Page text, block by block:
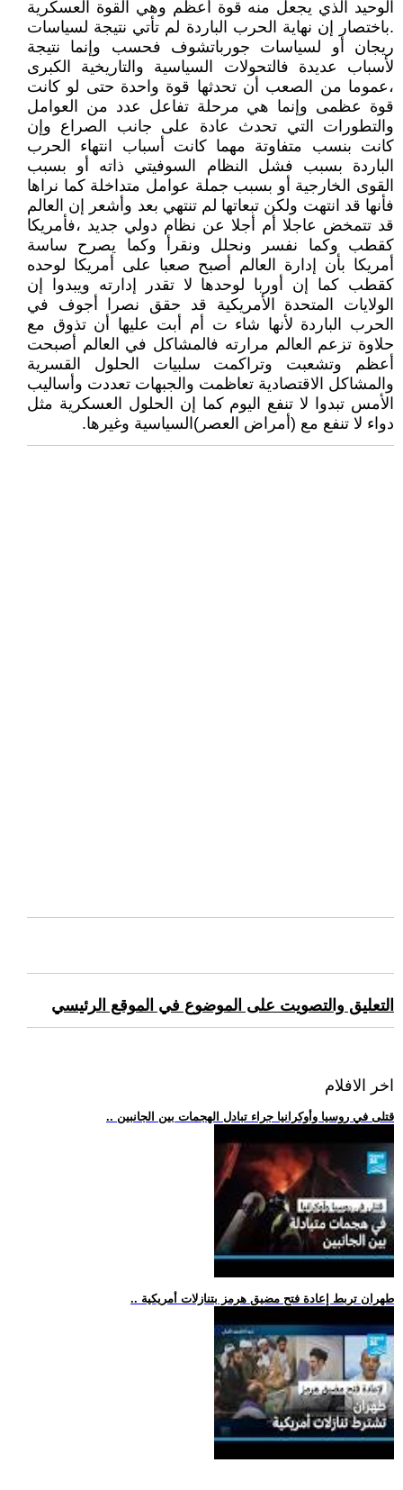
الوحيد الذي يجعل منه قوة أعظم وهي القوة العسكرية
.باختصار إن نهاية الحرب الباردة لم تأتي نتيجة لسياسات
ريجان أو لسياسات جورباتشوف فحسب وإنما نتيجة
لأسباب عديدة فالتحولات السياسية والتاريخية الكبرى
،عموما من الصعب أن تحدثها قوة واحدة حتى لو كانت
قوة عظمى وإنما هي مرحلة تفاعل عدد من العوامل
والتطورات التي تحدث عادة على جانب الصراع وإن
كانت بنسب متفاوتة مهما كانت أسباب انتهاء الحرب
الباردة بسبب فشل النظام السوفيتي ذاته أو بسبب
القوى الخارجية أو بسبب جملة عوامل متداخلة كما نراها
فأنها قد انتهت ولكن تبعاتها لم تنتهي بعد وأشعر إن العالم
قد تتمخض عاجلا أم أجلا عن نظام دولي جديد ،فأمريكا
كقطب وكما نفسر ونحلل ونقرأ وكما يصرح ساسة
أمريكا بأن إدارة العالم أصبح صعبا على أمريكا لوحده
كقطب كما إن أوربا لوحدها لا تقدر إدارته ويبدوا إن
الولايات المتحدة الأمريكية قد حقق نصرا أجوف في
الحرب الباردة لأنها شاء ت أم أبت عليها أن تذوق مع
حلاوة تزعم العالم مرارته فالمشاكل في العالم أصبحت
أعظم وتشعبت وتراكمت سلبيات الحلول القسرية
والمشاكل الاقتصادية تعاظمت والجبهات تعددت وأساليب
الأمس تبدوا لا تنفع اليوم كما إن الحلول العسكرية مثل
دواء لا تنفع مع (أمراض العصر)السياسية وغيرها.
التعليق والتصويت على الموضوع في الموقع الرئيسي
اخر الافلام
.. قتلى في روسيا وأوكرانيا جراء تبادل الهجمات بين الجانبين
.. طهران تربط إعادة فتح مضيق هرمز بتنازلات أمريكية